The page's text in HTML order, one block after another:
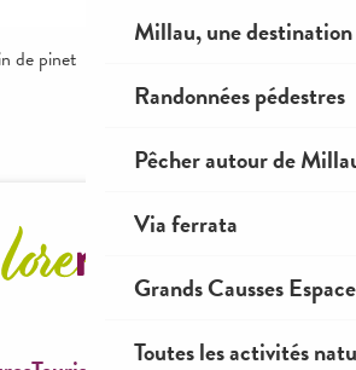
Millau, une destination
Randonnées pédestres
Pêcher autour de
Via ferrata
Grands Causses
Toutes les activités